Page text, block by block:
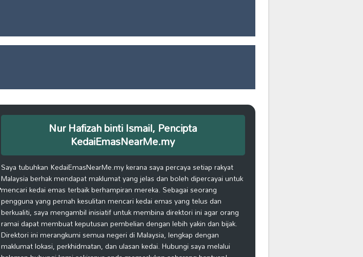
Nur Hafizah binti Ismail, Pencipta
KedaiEmasNearMe.my
Saya tubuhkan KedaiEmasNearMe.my kerana saya percaya setiap rakyat
Malaysia berhak mendapat maklumat yang jelas dan boleh dipercayai untuk
mencari kedai emas terbaik berhampiran mereka. Sebagai seorang
pengguna yang pernah kesulitan mencari kedai emas yang telus dan
berkualiti, saya mengambil inisiatif untuk membina direktori ini agar orang
ramai dapat membuat keputusan pembelian dengan lebih yakin dan bijak.
Direktori ini merangkumi semua negeri di Malaysia, lengkap dengan
maklumat lokasi, perkhidmatan, dan ulasan kedai. Hubungi saya melalui